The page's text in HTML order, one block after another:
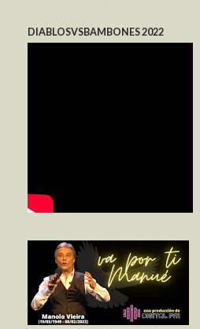
DIABLOSVSBAMBONES 2022